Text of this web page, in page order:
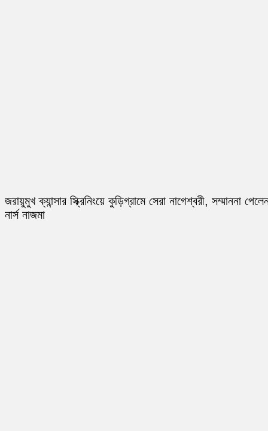
জরায়ুমুখ ক্যান্সার স্ক্রিনিংয়ে কুড়িগ্রামে সেরা নাগেশ্বরী, সম্মাননা
নার্স নাজমা